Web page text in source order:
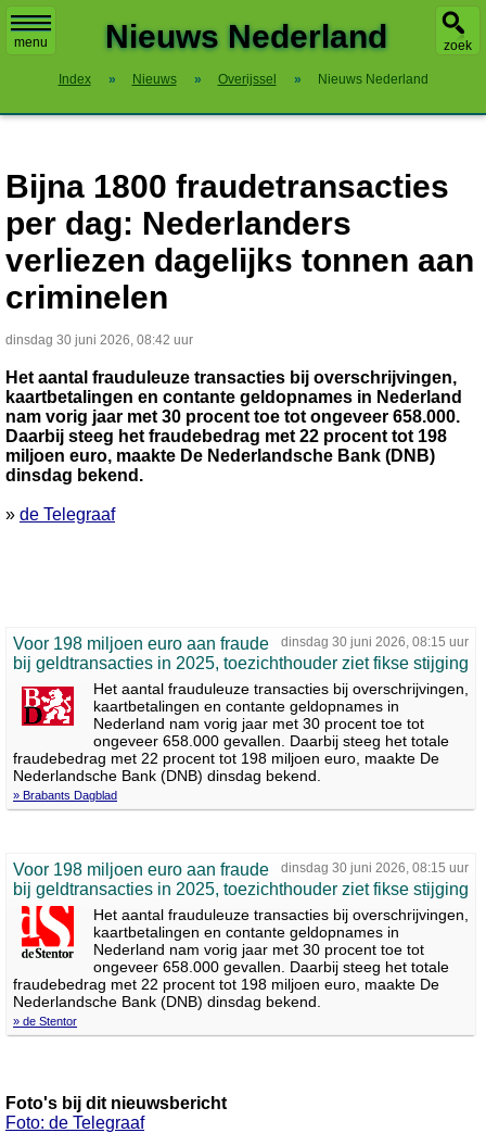
menu zoek
Nieuws Nederland
Index » Nieuws » Overijssel » Nieuws Nederland
Bijna 1800 fraudetransacties
per dag: Nederlanders
verliezen dagelijks tonnen aan
criminelen
dinsdag 30 juni 2026, 08:42 uur
Het aantal frauduleuze transacties bij overschrijvingen,
kaartbetalingen en contante geldopnames in Nederland
nam vorig jaar met 30 procent toe tot ongeveer 658.000.
Daarbij steeg het fraudebedrag met 22 procent tot 198
miljoen euro, maakte De Nederlandsche Bank (DNB)
dinsdag bekend.
» de Telegraaf
dinsdag 30 juni 2026, 08:15 uur
Voor 198 miljoen euro aan fraude
bij geldtransacties in 2025, toezichthouder ziet fikse stijging
Het aantal frauduleuze transacties bij overschrijvingen,
kaartbetalingen en contante geldopnames in
Nederland nam vorig jaar met 30 procent toe tot
ongeveer 658.000 gevallen. Daarbij steeg het totale
fraudebedrag met 22 procent tot 198 miljoen euro, maakte De
Nederlandsche Bank (DNB) dinsdag bekend.
» Brabants Dagblad
dinsdag 30 juni 2026, 08:15 uur
Voor 198 miljoen euro aan fraude
bij geldtransacties in 2025, toezichthouder ziet fikse stijging
Het aantal frauduleuze transacties bij overschrijvingen,
kaartbetalingen en contante geldopnames in
Nederland nam vorig jaar met 30 procent toe tot
ongeveer 658.000 gevallen. Daarbij steeg het totale
fraudebedrag met 22 procent tot 198 miljoen euro, maakte De
Nederlandsche Bank (DNB) dinsdag bekend.
» de Stentor
Foto's bij dit nieuwsbericht
Foto: de Telegraaf